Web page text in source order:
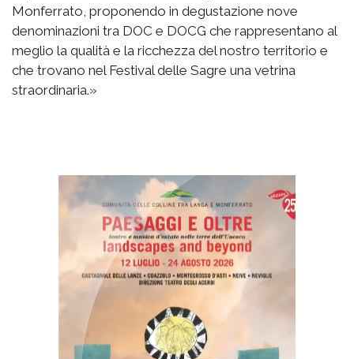
Monferrato, proponendo in degustazione nove
denominazioni tra DOC e DOCG che rappresentano al
meglio la qualità e la ricchezza del nostro territorio e
che trovano nel Festival delle Sagre una vetrina
straordinaria.»